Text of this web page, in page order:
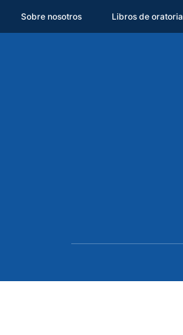
Sobre nosotros Libros de oratoria